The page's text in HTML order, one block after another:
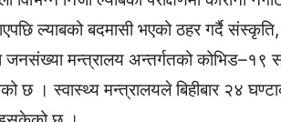
ल्याबको बदमासी भएको ठहर गर्दै
जनसंख्या मन्त्रालय अन्तर्गतको कोभिड–१९
छ । स्वास्थ्य मन्त्रालयले बिहीबार २४